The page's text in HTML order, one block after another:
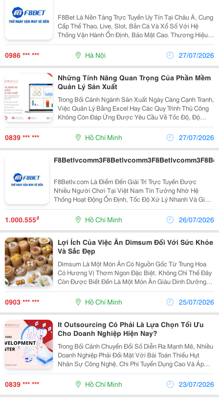
F8Bet Là Nền Tảng Trực Tuyến Uy Tín Tại Châu Á, Cung
Cấp Thể Thao, Live, Slot, Bắn Cá Và Xổ Số Với Hệ
Thống Vận Hành Ổn Định, Bảo Mật Cao. Thương Hiệu
Chú Trọng Minh Bạch Trả Thưởng, Hỗ Trợ 24/7 Và Liên
Tục Cập Nhật Ưu Đãi Hấp Dẫn Cho Người Chơi.
0986 *** *** Hà Nội 27/07/2026
Những Tính Năng Quan Trọng Của Phần Mềm
Quản Lý Sản Xuất
Trong Bối Cảnh Ngành Sản Xuất Ngày Càng Cạnh Tranh,
Việc Quản Lý Bằng Excel Hay Các Quy Trình Thủ Công
Không Còn Đáp Ứng Được Yêu Cầu Về Tốc Độ, Độ
Chính Xác Và Khả Năng Mở Rộng. Chính Vì Vậy, Triển
Khai Phần Mềm Quản Lý Sản Xuất Đang Trở Thành
0839 *** *** Hồ Chí Minh 27/07/2026
F8Betlv.com Là Điểm Đến Giải Trí Trực Tuyến Được
Nhiều Người Chơi Tại Việt Nam Tin Tưởng Nhờ Hệ
Thống Hoạt Động Ổn Định, Tốc Độ Xử Lý Nhanh Và Giao
Diện Thân Thiện Trên Cả Máy Tính Lẫn Thiết Bị Di Động.
Với Phương Châm Hiện Đại &Ndash; An Toàn...
1.000.555₫ Hồ Chí Minh 26/07/2026
Lợi Ích Của Việc Ăn Dimsum Đối Với Sức Khỏe
Và Sắc Đẹp
Dimsum Là Một Món Ăn Có Nguồn Gốc Từ Trung Hoa
Có Hương Vị Thơm Ngon Đặc Biệt. Không Chỉ Thế Đây
Còn Được Biết Đến Là Một Món Ăn Giàu Dinh Dưỡng,
Rất Tốt Cho Sức Khỏe. Hôm Nay, Chúng Ta Cùng Tìm
Hiểu Về Những Lợi Ích Của Việc Ăn Dimsum Đối Với
0903 *** *** Hồ Chí Minh 25/07/2026
It Outsourcing Có Phải Là Lựa Chọn Tối Ưu
Cho Doanh Nghiệp Hiện Nay?
Trong Bối Cảnh Chuyển Đổi Số Diễn Ra Mạnh Mẽ, Nhiều
Doanh Nghiệp Phải Đối Mặt Với Bài Toán Thiếu Hụt
Nhân Sự Công Nghệ, Chi Phí Tuyển Dụng Cao Và Áp
Lực Đưa Sản Phẩm Ra Thị Trường Trong Thời Gian
Ngắn. Chính Vì Vậy, It Outsourcing Đang Trở Thành
0839 *** *** Hồ Chí Minh 23/07/2026